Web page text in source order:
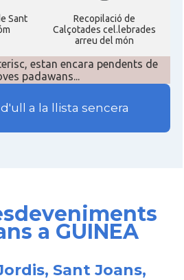
Sant
Recopilació de
Calçotades cel.lebrades
arreu del món
estan encara pendents de
padawans...
a la llista sencera
a GUINEA
Sant Joans,